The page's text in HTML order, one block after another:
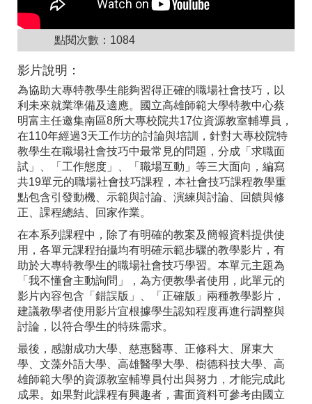
點閱次數： 1084
影片說明：
為協助大專特教學生能夠習得正確的職場社會技巧，以
利未來就業準備及適應。國立高雄師範大學特教中心蔡
明富主任邀集南區8所大專校院共17位資源教室輔導員，
在110年經過3天工作坊的討論與培訓，針對大專校院特
教學生在職場社會技巧中最常見的問題，分成「求職面
試」、「工作態度」、「職場互動」等三大面向，編寫
共19單元的職場社會技巧課程，本社會技巧課程教學重
點包含引發動機、示範與討論、演練與討論、回饋與修
正、課程總結、回家作業。
在本系列課程中，除了有明確的教案及簡報資料提供使
用，各單元課程拍攝均有明確示範步驟的教學影片，有
助於大專特教學生的職場社會技巧學習。本單元主題為
「我不懂會主動詢問」，為方便教學者使用，此單元的
影片內容包含「錯誤版」、「正確版」兩種教學影片，
建議教學者使用影片宜根據學生認知程度再進行調整與
討論，以符合學生的特殊需求。
最後，感謝成功大學、慈惠醫專、正修科大、屏東大
學、文藻外語大學、高雄醫學大學、樹德科技大學、高
雄師範大學的資源教室輔導員付出與努力，才能完成此
成果。如果對此課程有興趣者，書面資料可參考由國立